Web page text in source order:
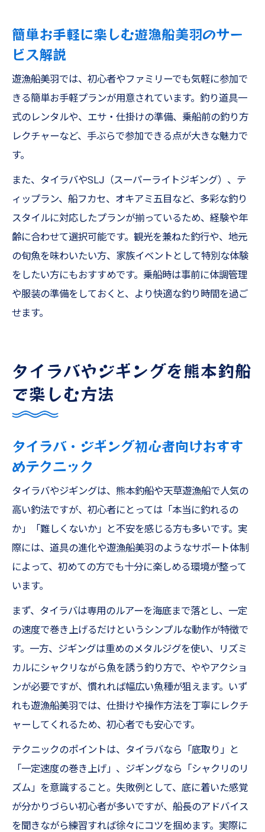
簡単お手軽に楽しむ遊漁船美羽のサー
ビス解説
遊漁船美羽では、初心者やファミリーでも気軽に参加で
きる簡単お手軽プランが用意されています。釣り道具一
式のレンタルや、エサ・仕掛けの準備、乗船前の釣り方
レクチャーなど、手ぶらで参加できる点が大きな魅力で
す。
また、タイラバやSLJ（スーパーライトジギング）、テ
ィップラン、船フカセ、オキアミ五目など、多彩な釣り
スタイルに対応したプランが揃っているため、経験や年
齢に合わせて選択可能です。観光を兼ねた釣行や、地元
の旬魚を味わいたい方、家族イベントとして特別な体験
をしたい方にもおすすめです。乗船時は事前に体調管理
や服装の準備をしておくと、より快適な釣り時間を過ご
せます。
タイラバやジギングを熊本釣船
で楽しむ方法
タイラバ・ジギング初心者向けおすす
めテクニック
タイラバやジギングは、熊本釣船や天草遊漁船で人気の
高い釣法ですが、初心者にとっては「本当に釣れるの
か」「難しくないか」と不安を感じる方も多いです。実
際には、道具の進化や遊漁船美羽のようなサポート体制
によって、初めての方でも十分に楽しめる環境が整って
います。
まず、タイラバは専用のルアーを海底まで落とし、一定
の速度で巻き上げるだけというシンプルな動作が特徴で
す。一方、ジギングは重めのメタルジグを使い、リズミ
カルにシャクリながら魚を誘う釣り方で、ややアクショ
ンが必要ですが、慣れれば幅広い魚種が狙えます。いず
れも遊漁船美羽では、仕掛けや操作方法を丁寧にレクチ
ャーしてくれるため、初心者でも安心です。
テクニックのポイントは、タイラバなら「底取り」と
「一定速度の巻き上げ」、ジギングなら「シャクリのリ
ズム」を意識すること。失敗例として、底に着いた感覚
が分かりづらい初心者が多いですが、船長のアドバイス
を聞きながら練習すれば徐々にコツを掴めます。実際に